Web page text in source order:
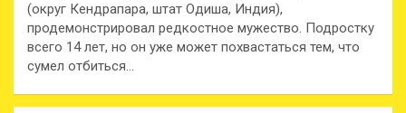
(округ Кендрапара, штат Одиша, Индия),
продемонстрировал редкостное мужество. Подростку
всего 14 лет, но он уже может похвастаться тем, что
сумел отбиться…